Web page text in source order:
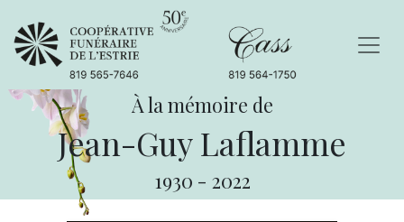
À la mémoire de
Jean-Guy Laflamme
1930 - 2022